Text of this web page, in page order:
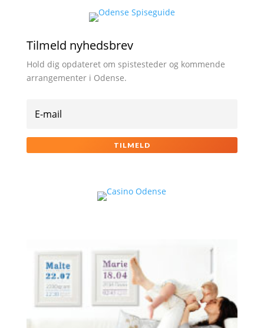
Tilmeld nyhedsbrev
Hold dig opdateret om spistesteder og kommende
arrangementer i Odense.
TILMELD